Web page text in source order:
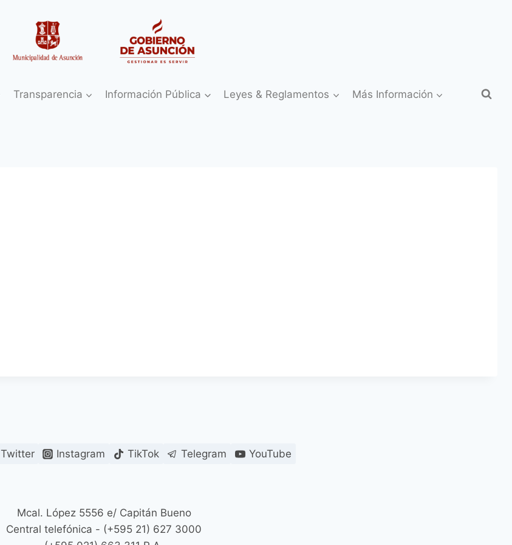
Transparencia Información Pública Leyes & Reglamentos Más Información
Twitter Instagram TikTok Telegram YouTube
Mcal. López 5556 e/ Capitán Bueno
Central telefónica - (+595 21) 627 3000